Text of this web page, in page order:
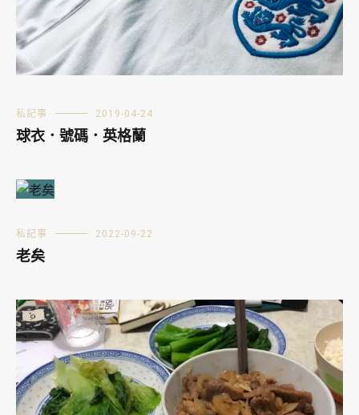
私記事 2019-04-24
球衣．號碼．英格蘭
私記事 2022-09-22
老矣